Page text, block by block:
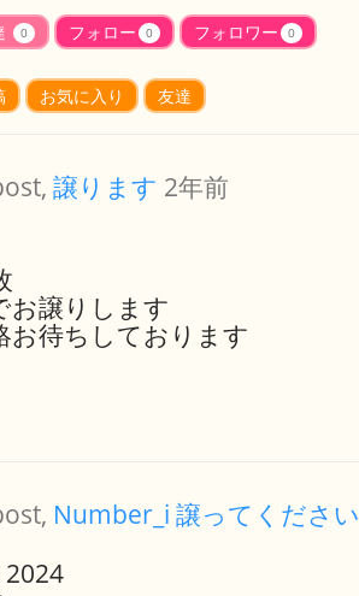
0 フォロー 0 フォロワー 0
お気に入り 友達
譲ります 2年前
お譲りします
お待ちしております
Number_i 譲ってください
2024